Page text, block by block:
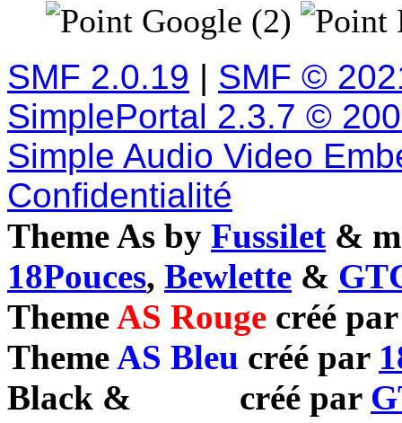
Google (2)
SMF 2.0.19 | SMF ©
SimplePortal 2.3.7 ©
Simple Audio Video
Confidentialité
Theme As by Fussilet &
18Pouces, Bewlette &
ThemeAS Rouge créé
ThemeAS Bleu créé par
Black & créé par